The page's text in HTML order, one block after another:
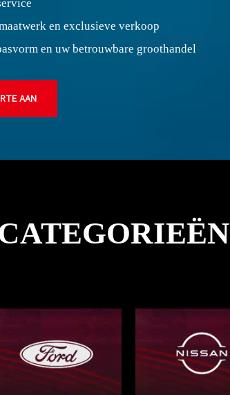
en exclusieve verkoop
en uw betrouwbare groothandel
AAN